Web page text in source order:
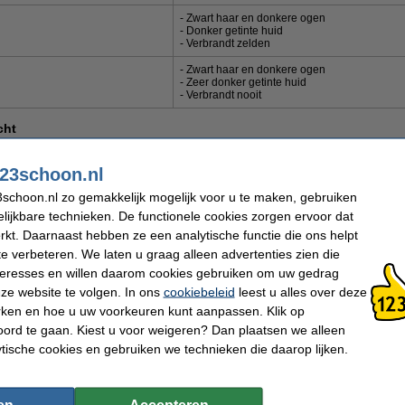
- Zwart haar en donkere ogen
- Donker getinte huid
- Verbrandt zelden
- Zwart haar en donkere ogen
- Zeer donker getinte huid
- Verbrandt nooit
zeer belangrijk bij het uitkiezen van een goede zonnebrandcrème. De
dus schijnt. Wat de
is, controleert u op de site van
op te smeren met een hogere SPF dan u eigenlijk voor uw huidtype nodig
niet nodig. Dan kunt u een zonnefactor gebruiken die voor uw huidtype
wel aan om een hogere SPF-waarde te gebruiken. In deze gevallen is het ook
de zon, bijvoorbeeld door tussen 12:00 en 15:00 in de schaduw te blijven, een
kunt u nu de juiste SPF bepalen. Houd de richtlijnen hieronder aan om
zonkracht:
Zonkracht 0-5
zo gemakkelijk mogelijk voor u te maken, gebruiken
technieken. De functionele cookies zorgen ervoor dat
Daarnaast hebben ze een analytische functie die ons helpt
verbeteren. We laten u graag alleen advertenties zien die
en willen daarom cookies gebruiken om uw gedrag
website te volgen. In ons cookiebeleid leest u alles over deze
en hoe u uw voorkeuren kunt aanpassen. Klik op
te gaan. Kiest u voor weigeren? Dan plaatsen we alleen
cookies en gebruiken we technieken die daarop lijken.